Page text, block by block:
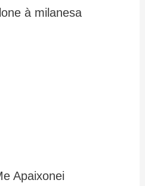
à milanesa
Apaixonei